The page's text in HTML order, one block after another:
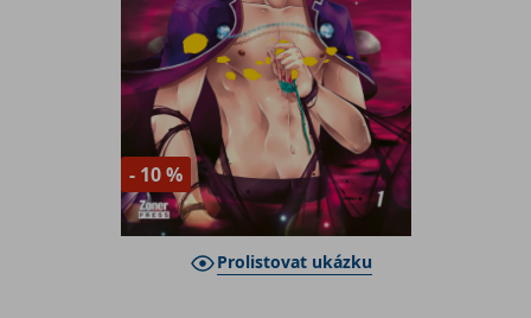
- 10 %
Prolistovat ukázku